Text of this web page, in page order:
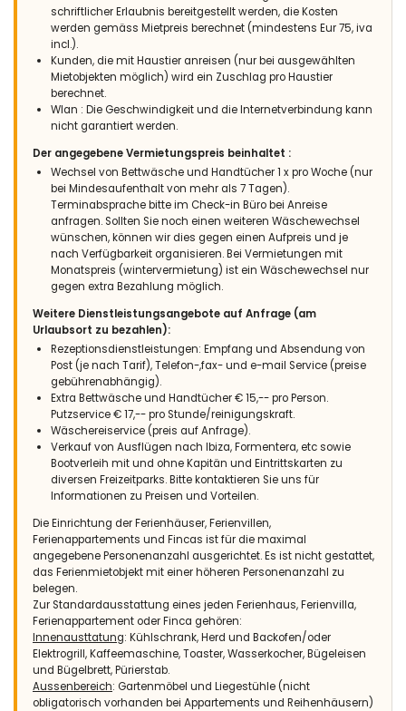
Familien mit kleinen Kindern - August 2024 - Frankreich :
(Originaltext)
Super maison pour grande famille !
(Übersetzt von Google)
Tolles Haus für eine große Familie!
- Mai 2024 - Vereinigtes Königreich von Gro :
(Originaltext)
Discover the walk from Barraca to Javea. The flat area at the
back is a bonus for children playing ball games or badminton.
Hiring a kayak makes the most appropriate use of Casa
Luna’s closeness to the sea.
Entdecken Sie den Spaziergang von Barraca nach Javea. Die
flache Fläche dahinter ist ein Bonus für Kinder, die Ballspiele
oder Badminton spielen. Wenn Sie ein Kajak mieten, können Sie
die Nähe von Casa Luna zum Meer optimal nutzen.
- 9,4
Familien mit älteren Kindern - Juli 2023 - Frankreich :
(Originaltext)
Villa calme et très agreable. Très bel environnement avec la
Jávea est un lieu de vacance où chacun trouvera son
compte, autant familial que dynamique pour les jeunes, avec
un front de mer très appréciable où je recommande les petits
déjeuner, les tapas et autres plats locaux.
(Übersetzt von Google)
Ruhige und sehr angenehme Villa. Sehr schöne Umgebung mit
Strand in der Nähe. Quality Rent reagiert bei Bedarf sehr schnell.
Jávea ist ein Urlaubsort, an dem jeder sein Konto findet, sowohl
familiär als auch dynamisch für junge Leute, mit einer sehr
bemerkenswerten Strandpromenade, wo ich Frühstück, Tapas
und andere lokale Gerichte empfehle.
schriftlicher Erlaubnis bereitgestellt werden, die Kosten
werden gemäss Mietpreis berechnet (mindestens Eur 75, iva
incl.).
Kunden, die mit Haustier anreisen (nur bei ausgewählten
Mietobjekten möglich) wird ein Zuschlag pro Haustier
berechnet.
Wlan : Die Geschwindigkeit und die Internetverbindung kann
nicht garantiert werden.
Der angegebene Vermietungspreis beinhaltet :
Wechsel von Bettwäsche und Handtücher 1 x pro Woche (nur
bei Mindesaufenthalt von mehr als 7 Tagen).
Terminabsprache bitte im Check-in Büro bei Anreise
anfragen. Sollten Sie noch einen weiteren Wäschewechsel
wünschen, können wir dies gegen einen Aufpreis und je
nach Verfügbarkeit organisieren. Bei Vermietungen mit
Monatspreis (wintervermietung) ist ein Wäschewechsel nur
gegen extra Bezahlung möglich.
Weitere Dienstleistungsangebote auf Anfrage (am
Urlaubsort zu bezahlen):
Rezeptionsdienstleistungen: Empfang und Absendung von
Post (je nach Tarif), Telefon-,fax- und e-mail Service (preise
gebührenabhängig).
Extra Bettwäsche und Handtücher € 15,-- pro Person.
Putzservice € 17,-- pro Stunde/reinigungskraft.
Wäschereiservice (preis auf Anfrage).
Verkauf von Ausflügen nach Ibiza, Formentera, etc sowie
Bootverleih mit und ohne Kapitän und Eintrittskarten zu
diversen Freizeitparks. Bitte kontaktieren Sie uns für
Informationen zu Preisen und Vorteilen.
Die Einrichtung der Ferienhäuser, Ferienvillen,
Ferienappartements und Fincas ist für die maximal
angegebene Personenanzahl ausgerichtet. Es ist nicht gestattet,
das Ferienmietobjekt mit einer höheren Personenanzahl zu
belegen.
Zur Standardausstattung eines jeden Ferienhaus, Ferienvilla,
Ferienappartement oder Finca gehören:
Innenausttatung: Kühlschrank, Herd und Backofen/oder
Elektrogrill, Kaffeemaschine, Toaster, Wasserkocher, Bügeleisen
und Bügelbrett, Pürierstab.
Aussenbereich: Gartenmöbel und Liegestühle (nicht
obligatorisch vorhanden bei Appartements und Reihenhäusern)